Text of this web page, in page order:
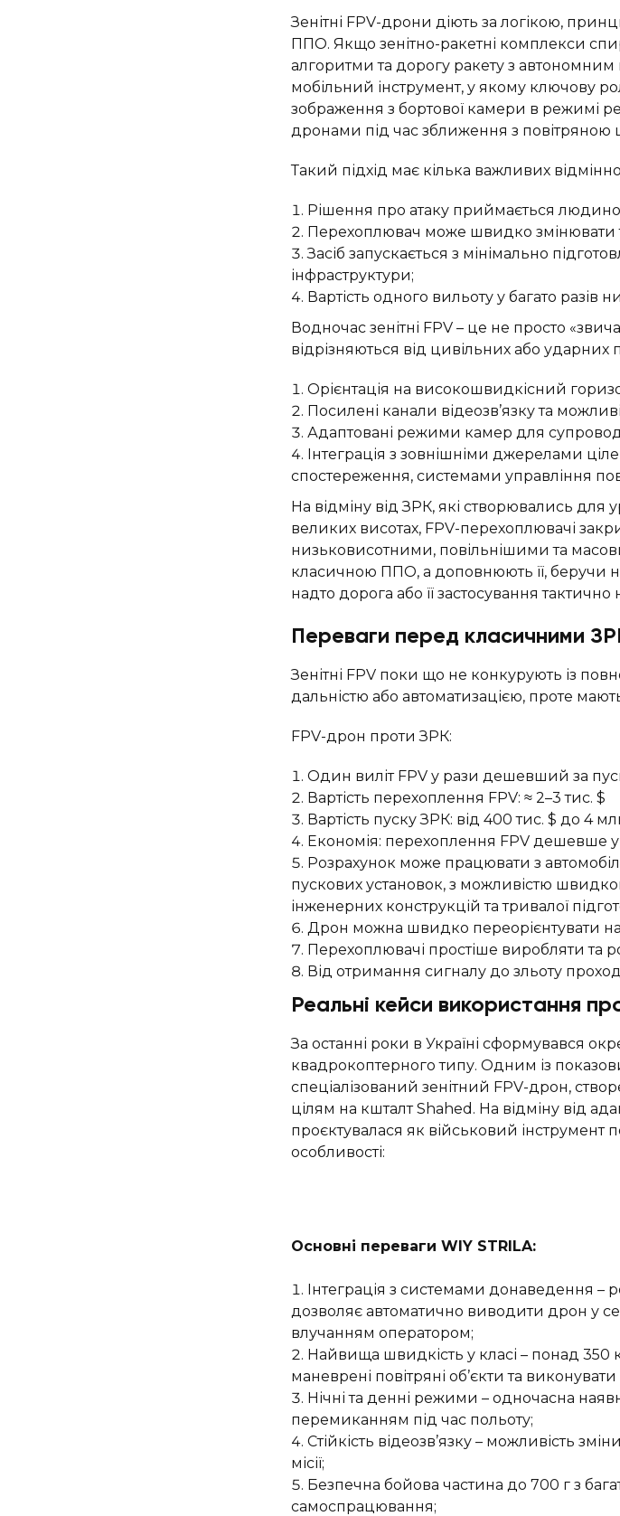
Зенітні FPV-дрони діють за логікою,
ППО. Якщо зенітно-ракетні комплекси
алгоритми та дорогу ракету з
мобільний інструмент, у якому ключову
зображення з бортової камери в режимі
дронами під час зближення з повітряною
Такий підхід має кілька важливих
Рішення про атаку приймається
Перехоплювач може швидко змінювати
Засіб запускається з мінімально
інфраструктури;
Вартість одного вильоту у багато разів
Водночас зенітні FPV – це не просто
відрізняються від цивільних або
Орієнтація на високошвидкісний
Посилені канали відеозв’язку та
Адаптовані режими камер для
Інтеграція з зовнішніми джерелами
спостереження, системами управління
На відміну від ЗРК, які створювались для
великих висотах, FPV-перехоплювачі
низьковисотними, повільнішими та
класичною ППО, а доповнюють її, беручи
надто дорога або її застосування тактично
Переваги перед класичними
Зенітні FPV поки що не конкурують із
дальністю або автоматизацією, проте
FPV-дрон проти ЗРК:
Один виліт FPV у рази дешевший за пуск
Вартість перехоплення FPV: ≈ 2–3 тис. $
Вартість пуску ЗРК: від 400 тис. $ до 4
Економія: перехоплення FPV дешевше у
Розрахунок може працювати з
пускових установок, з можливістю
інженерних конструкцій та тривалої
Дрон можна швидко переорієнтувати на
Перехоплювачі простіше виробляти та
Від отримання сигналу до зльоту
Реальні кейси використання
За останні роки в Україні сформувався
квадрокоптерного типу. Одним із
спеціалізований зенітний FPV-дрон,
цілям на кшталт Shahed. На відміну від
проєктувалася як військовий інструмент
особливості:
Основні переваги WIY STRILA:
Інтеграція з системами донаведення –
дозволяє автоматично виводити дрон у
влучанням оператором;
Найвища швидкість у класі – понад
маневрені повітряні об’єкти та
Нічні та денні режими – одночасна
перемиканням під час польоту;
Стійкість відеозв’язку – можливість
місії;
Безпечна бойова частина до 700 г з
самоспрацювання;